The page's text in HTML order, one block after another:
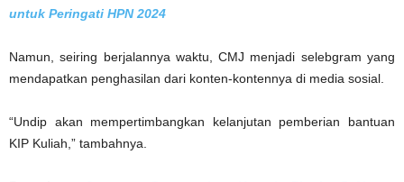
untuk Peringati HPN 2024
Namun, seiring berjalannya waktu, CMJ menjadi selebgram yang
mendapatkan penghasilan dari konten-kontennya di media sosial.
“Undip akan mempertimbangkan kelanjutan pemberian bantuan
KIP Kuliah,” tambahnya.